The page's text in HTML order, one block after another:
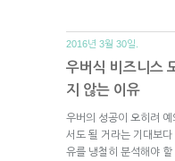
2016년 3월 30일.
우버식 비즈니스
지 않는 이유
우버의 성공이 오히려
서도 될 거라는 기대보
유를 냉철히 분석해야 할